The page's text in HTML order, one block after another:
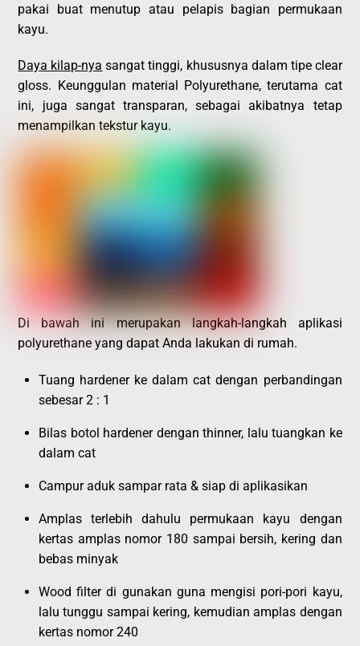
pakai buat menutup atau pelapis bagian permukaan
kayu.
Daya kilap-nya sangat tinggi, khususnya dalam tipe clear
gloss. Keunggulan material Polyurethane, terutama cat
ini, juga sangat transparan, sebagai akibatnya tetap
menampilkan tekstur kayu.
Di bawah ini merupakan langkah-langkah aplikasi
polyurethane yang dapat Anda lakukan di rumah.
Tuang hardener ke dalam cat dengan perbandingan
sebesar 2 : 1
Bilas botol hardener dengan thinner, lalu tuangkan ke
dalam cat
Campur aduk sampar rata & siap di aplikasikan
Amplas terlebih dahulu permukaan kayu dengan
kertas amplas nomor 180 sampai bersih, kering dan
bebas minyak
Wood filter di gunakan guna mengisi pori-pori kayu,
lalu tunggu sampai kering, kemudian amplas dengan
kertas nomor 240